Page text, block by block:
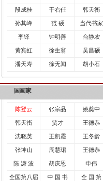
段成桂
于右任 韩天衡
孙其峰
范 硕 当代书家
李铎
钟明善 台静农
黄宾虹
徐生翁 吴昌硕
潘天寿
徐无闻 胡小石
国画家
陈登云 张宗品 姚奠中
韩天衡
贾才 王德恭
沈晓英
王凯霞 王冬龄
张坤山
周慧珺 王德恭
陈 濂 波
胡庆恩 申伟
全国第八届
中 国 书 全 国 第